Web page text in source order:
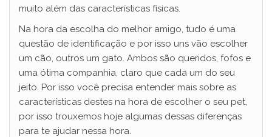
muito além das características físicas.
Na hora da escolha do melhor amigo, tudo é uma
questão de identificação e por isso uns vão escolher
um cão, outros um gato. Ambos são queridos, fofos e
uma ótima companhia, claro que cada um do seu
jeito. Por isso você precisa entender mais sobre as
características destes na hora de escolher o seu pet,
por isso trouxemos hoje algumas dessas diferenças
para te ajudar nessa hora.